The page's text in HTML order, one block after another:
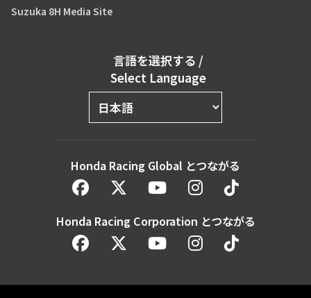
Suzuka 8H Media Site
言語を選択する /
Select Language
Honda Racing Global とつながる
Honda Racing Corporation とつながる